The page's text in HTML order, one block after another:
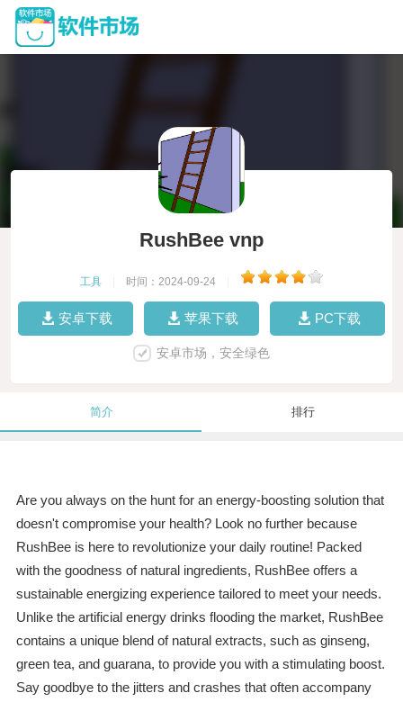
RushBee vnp
工具 时间：2024-09-24
安卓下载 苹果下载 PC下载
安卓市场，安全绿色
简介 排行
Are you always on the hunt for an energy-boosting solution that
doesn't compromise your health? Look no further because
RushBee is here to revolutionize your daily routine! Packed
with the goodness of natural ingredients, RushBee offers a
sustainable energizing experience tailored to meet your needs.
Unlike the artificial energy drinks flooding the market, RushBee
contains a unique blend of natural extracts, such as ginseng,
green tea, and guarana, to provide you with a stimulating boost.
Say goodbye to the jitters and crashes that often accompany